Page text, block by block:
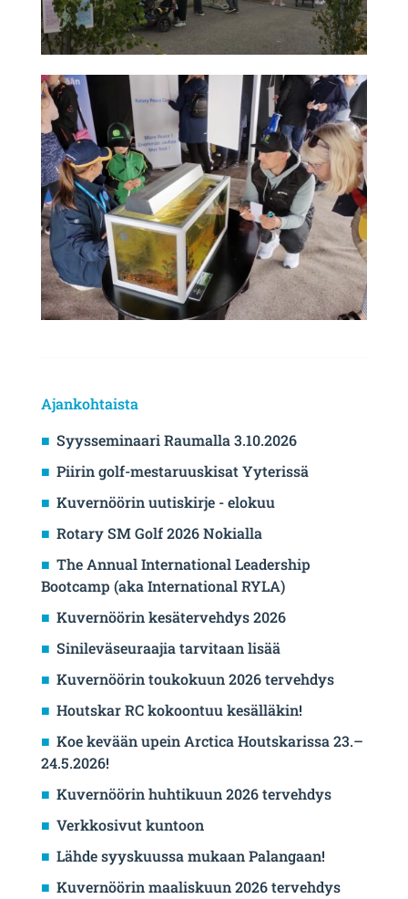
Ajankohtaista
Syysseminaari Raumalla 3.10.2026
Piirin golf-mestaruuskisat Yyterissä
Kuvernöörin uutiskirje - elokuu
Rotary SM Golf 2026 Nokialla
The Annual International Leadership
Bootcamp (aka International RYLA)
Kuvernöörin kesätervehdys 2026
Sinileväseuraajia tarvitaan lisää
Kuvernöörin toukokuun 2026 tervehdys
Houtskar RC kokoontuu kesälläkin!
Koe kevään upein Arctica Houtskarissa 23.–
24.5.2026!
Kuvernöörin huhtikuun 2026 tervehdys
Verkkosivut kuntoon
Lähde syyskuussa mukaan Palangaan!
Kuvernöörin maaliskuun 2026 tervehdys